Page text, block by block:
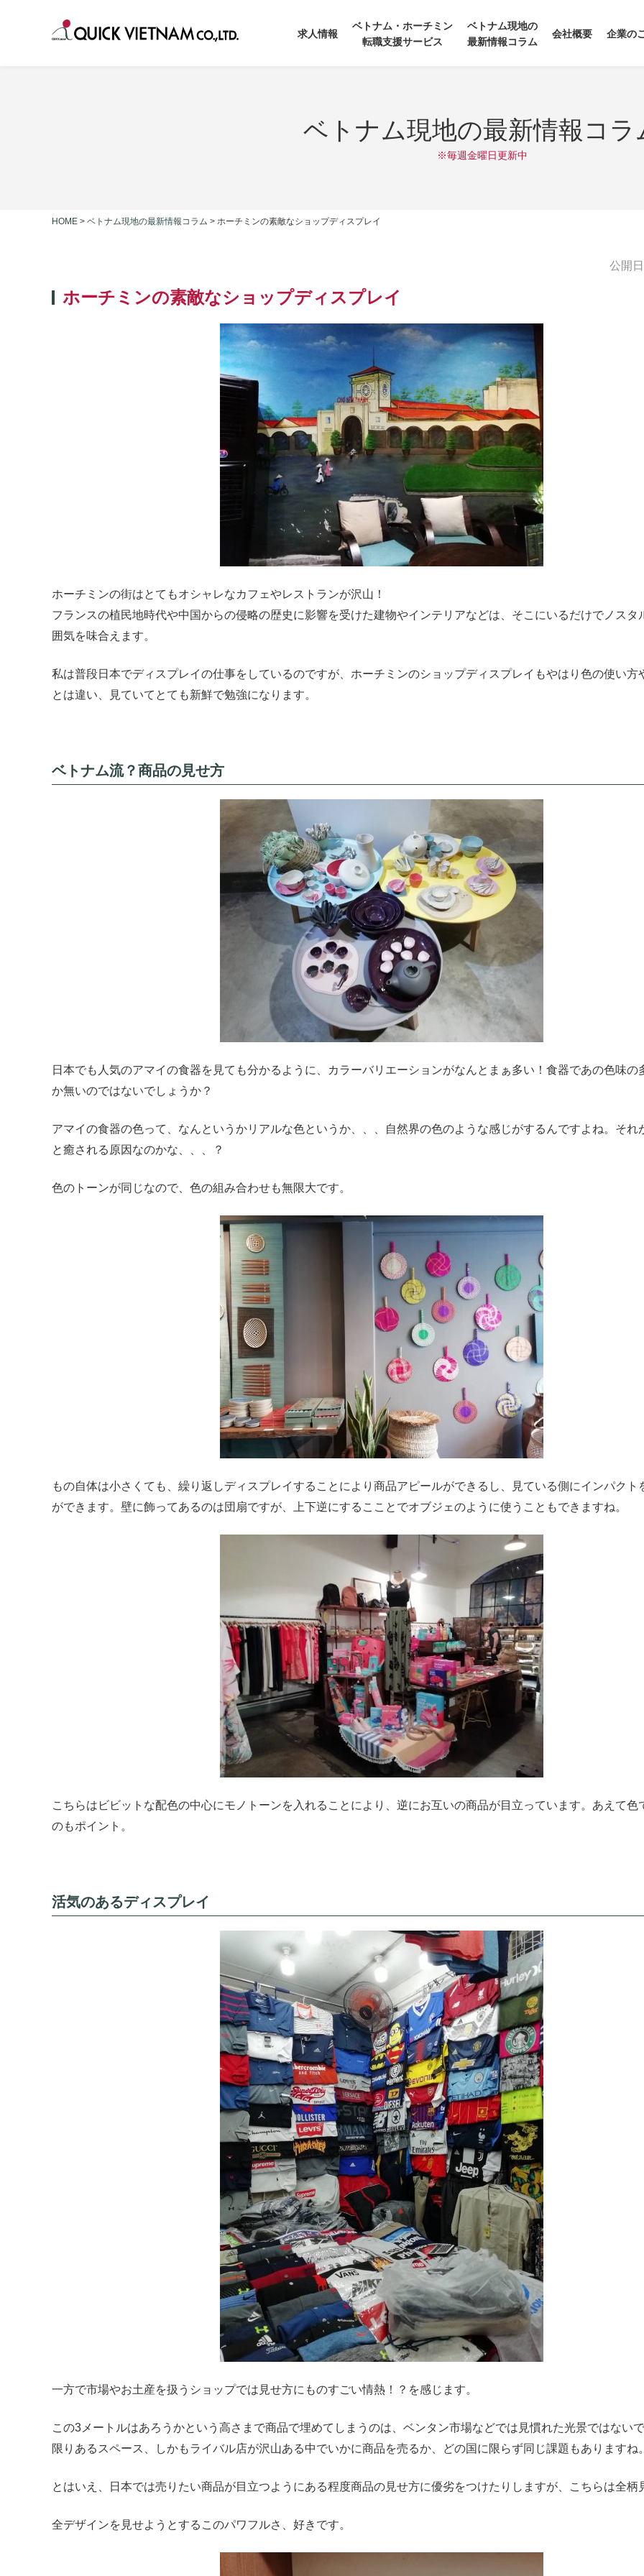
求人情報
ベトナム・ホーチミン
転職支援サービス
ベトナム現地の
最新情報コラム
会社概要 企業の
ベトナム現地の最新情報コラ
※毎週金曜日更新中
HOME > ベトナム現地の最新情報コラム > ホーチミンの素敵なショップディスプレイ
公開
ホーチミンの素敵なショップディスプレイ
ホーチミンの街はとてもオシャレなカフェやレストランが沢山！
フランスの植民地時代や中国からの侵略の歴史に影響を受けた建物やインテリアなどは、そこにいるだけでノスタ
囲気を味合えます。
私は普段日本でディスプレイの仕事をしているのですが、ホーチミンのショップディスプレイもやはり色の使い方
とは違い、見ていてとても新鮮で勉強になります。
ベトナム流？商品の見せ方
日本でも人気のアマイの食器を見ても分かるように、カラーバリエーションがなんとまぁ多い！食器であの色味の
か無いのではないでしょうか？
アマイの食器の色って、なんというかリアルな色というか、、、自然界の色のような感じがするんですよね。それ
と癒される原因なのかな、、、？
色のトーンが同じなので、色の組み合わせも無限大です。
もの自体は小さくても、繰り返しディスプレイすることにより商品アピールができるし、見ている側にインパクト
ができます。壁に飾ってあるのは団扇ですが、上下逆にするこことでオブジェのように使うこともできますね。
こちらはビビットな配色の中心にモノトーンを入れることにより、逆にお互いの商品が目立っています。あえて色
のもポイント。
活気のあるディスプレイ
一方で市場やお土産を扱うショップでは見せ方にものすごい情熱！？を感じます。
この3メートルはあろうかという高さまで商品で埋めてしまうのは、ベンタン市場などでは見慣れた光景ではない
限りあるスペース、しかもライバル店が沢山ある中でいかに商品を売るか、どの国に限らず同じ課題もありますね。
とはいえ、日本では売りたい商品が目立つようにある程度商品の見せ方に優劣をつけたりしますが、こちらは全柄
全デザインを見せようとするこのパワフルさ、好きです。